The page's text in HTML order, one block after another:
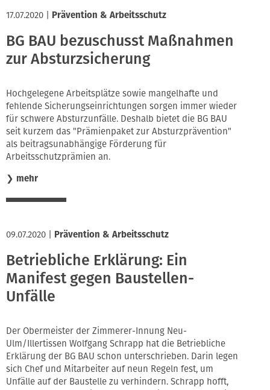
17.07.2020 Prävention & Arbeitsschutz
BG BAU bezuschusst Maßnahmen
zur Absturzsicherung
Hochgelegene Arbeitsplätze sowie mangelhafte und
fehlende Sicherungseinrichtungen sorgen immer wieder
für schwere Absturzunfälle. Deshalb bietet die BG BAU
seit kurzem das "Prämienpaket zur Absturzprävention"
als beitragsunabhängige Förderung für
Arbeitsschutzprämien an.
❯ mehr
09.07.2020 Prävention & Arbeitsschutz
Betriebliche Erklärung: Ein
Manifest gegen Baustellen-
Unfälle
Der Obermeister der Zimmerer-Innung Neu-
Ulm/Illertissen Wolfgang Schrapp hat die Betriebliche
Erklärung der BG BAU schon unterschrieben. Darin legen
sich Chef und Mitarbeiter auf neun Regeln fest, um
Unfälle auf der Baustelle zu verhindern. Schrapp hofft,